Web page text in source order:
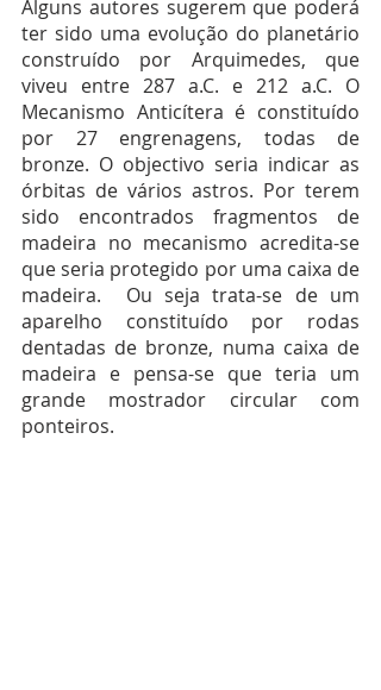
Alguns autores sugerem que poderá
ter sido uma evolução do planetário
construído por Arquimedes, que
viveu entre 287 a.C. e 212 a.C. O
Mecanismo Anticítera é constituído
por 27 engrenagens, todas de
bronze. O objectivo seria indicar as
órbitas de vários astros. Por terem
sido encontrados fragmentos de
madeira no mecanismo acredita-se
que seria protegido por uma caixa de
madeira.  Ou seja trata-se de um
aparelho constituído por rodas
dentadas de bronze, numa caixa de
madeira e pensa-se que teria um
grande mostrador circular com
ponteiros.